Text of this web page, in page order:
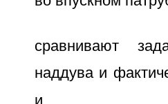
сравнивают
наддува и
и